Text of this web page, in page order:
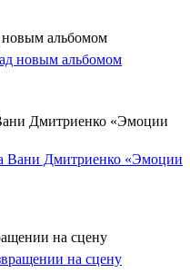
новым альбомом
Дмитриенко «Эмоции
на сцену